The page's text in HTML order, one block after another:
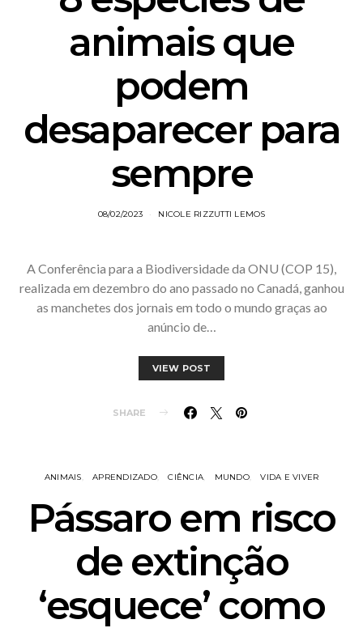
animais que
podem
desaparecer para
sempre
08/02/2023 NICOLE RIZZUTTI LEMOS
A Conferência para a Biodiversidade da ONU (COP 15),
realizada em dezembro do ano passado no Canadá, ganhou
as manchetes dos jornais em todo o mundo graças ao
anúncio de…
VIEW POST
SHARE
ANIMAIS APRENDIZADO CIÊNCIA MUNDO VIDA E VIVER
Pássaro em risco
de extinção
‘esquece’ como